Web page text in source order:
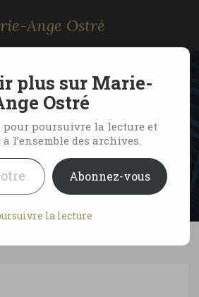
Ange Ostré
sous-marin
18 février 2009
plus sur Marie-
Ostré
pour poursuivre la lecture et
l’ensemble des archives.
Abonnez-vous
la lecture